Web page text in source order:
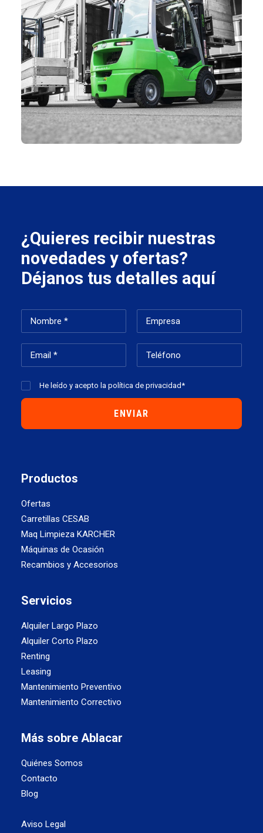
¿Quieres recibir nuestras
novedades y ofertas?
Déjanos tus detalles aquí
He leído y acepto lapolítica de privacidad*
Productos
Ofertas
Carretillas CESAB
Maq Limpieza KARCHER
Máquinas de Ocasión
Recambios y Accesorios
Servicios
Alquiler Largo Plazo
Alquiler Corto Plazo
Renting
Leasing
Mantenimiento Preventivo
Mantenimiento Correctivo
Más sobre Ablacar
Quiénes Somos
Contacto
Blog
Aviso Legal